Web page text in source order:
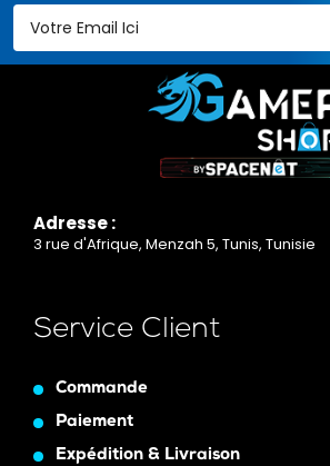
Adresse :
3 rue d'Afrique, Menzah 5, Tunis, Tunisie
Service Client
Commande
Paiement
Expédition & Livraison